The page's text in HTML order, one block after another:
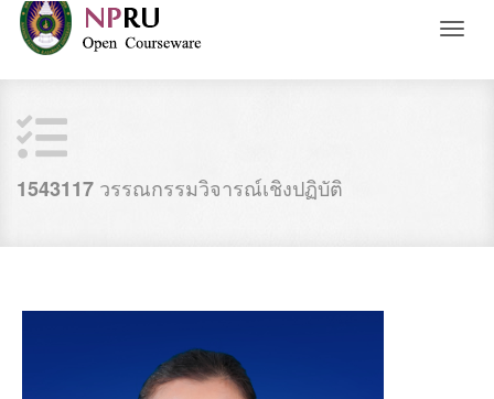
1543117 วรรณกรรมวิจารณ์เชิงปฏิบัติ